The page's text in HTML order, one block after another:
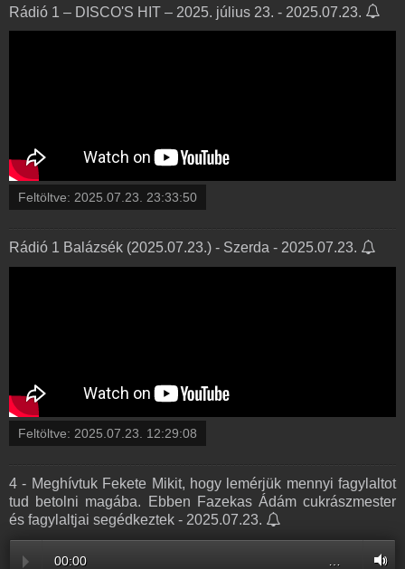
Rádió 1 – DISCO'S HIT – 2025. július 23. - 2025.07.23.
Feltöltve: 2025.07.23. 23:33:50
Rádió 1 Balázsék (2025.07.23.) - Szerda - 2025.07.23.
Feltöltve: 2025.07.23. 12:29:08
4 - Meghívtuk Fekete Mikit, hogy lemérjük mennyi fagylaltot
tud betolni magába. Ebben Fazekas Ádám cukrászmester
és fagylaltjai segédkeztek - 2025.07.23.
00:00